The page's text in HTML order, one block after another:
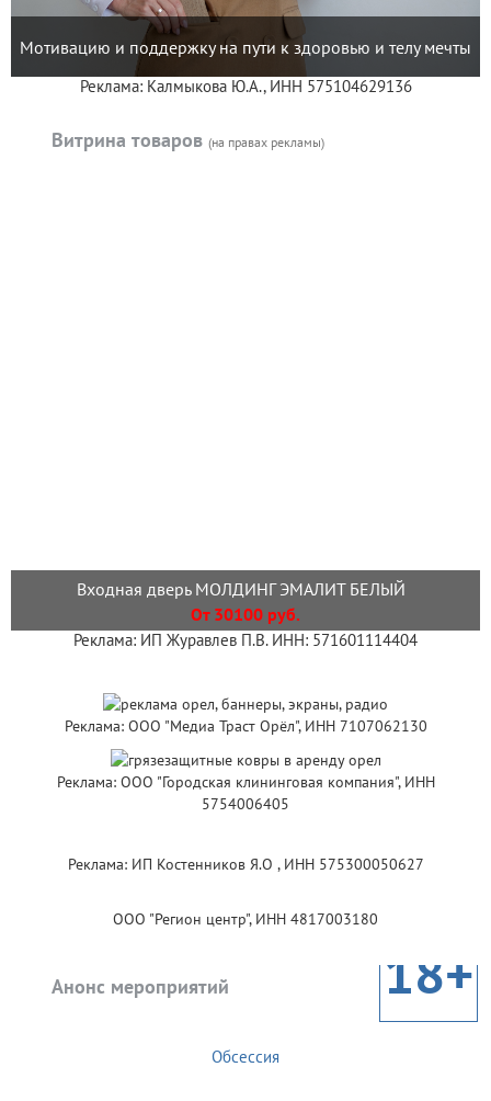
Мотивацию и поддержку на пути к здоровью и телу мечты
Реклама: Калмыкова Ю.А., ИНН 575104629136
Витрина товаров (на правах рекламы)
Входная дверь МОЛДИНГ ЭМАЛИТ БЕЛЫЙ
От 30100 руб.
Реклама: ИП Журавлев П.В. ИНН: 571601114404
Реклама: ООО "Медиа Траст Орёл", ИНН 7107062130
Реклама: ООО "Городская клининговая компания", ИНН
5754006405
Реклама: ИП Костенников Я.О , ИНН 575300050627
ООО "Регион центр", ИНН 4817003180
Анонс мероприятий 18+
Обсессия